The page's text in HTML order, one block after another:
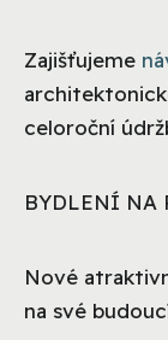
Zajišťujeme
celoroční
BYDLENÍ NA
Nové
na své